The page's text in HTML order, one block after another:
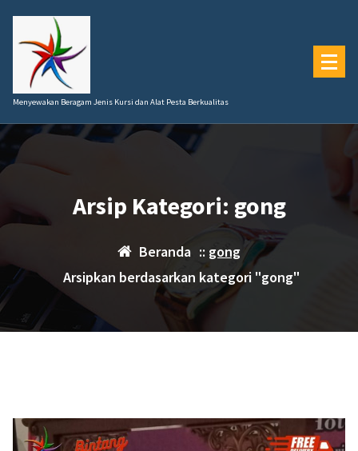
konten
Menyewakan Beragam Jenis Kursi dan Alat Pesta Berkualitas
Arsip Kategori: gong
Beranda :: gong
Arsipkan berdasarkan kategori "gong"